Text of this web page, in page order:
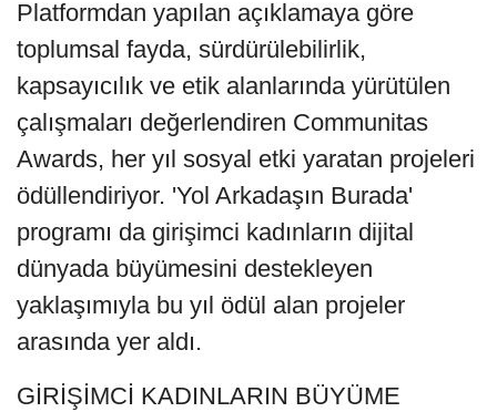
Platformdan yapılan açıklamaya göre
toplumsal fayda, sürdürülebilirlik,
kapsayıcılık ve etik alanlarında yürütülen
çalışmaları değerlendiren Communitas
Awards, her yıl sosyal etki yaratan projeleri
ödüllendiriyor. 'Yol Arkadaşın Burada'
programı da girişimci kadınların dijital
dünyada büyümesini destekleyen
yaklaşımıyla bu yıl ödül alan projeler
arasında yer aldı.
GİRİŞİMCİ KADINLARIN BÜYÜME